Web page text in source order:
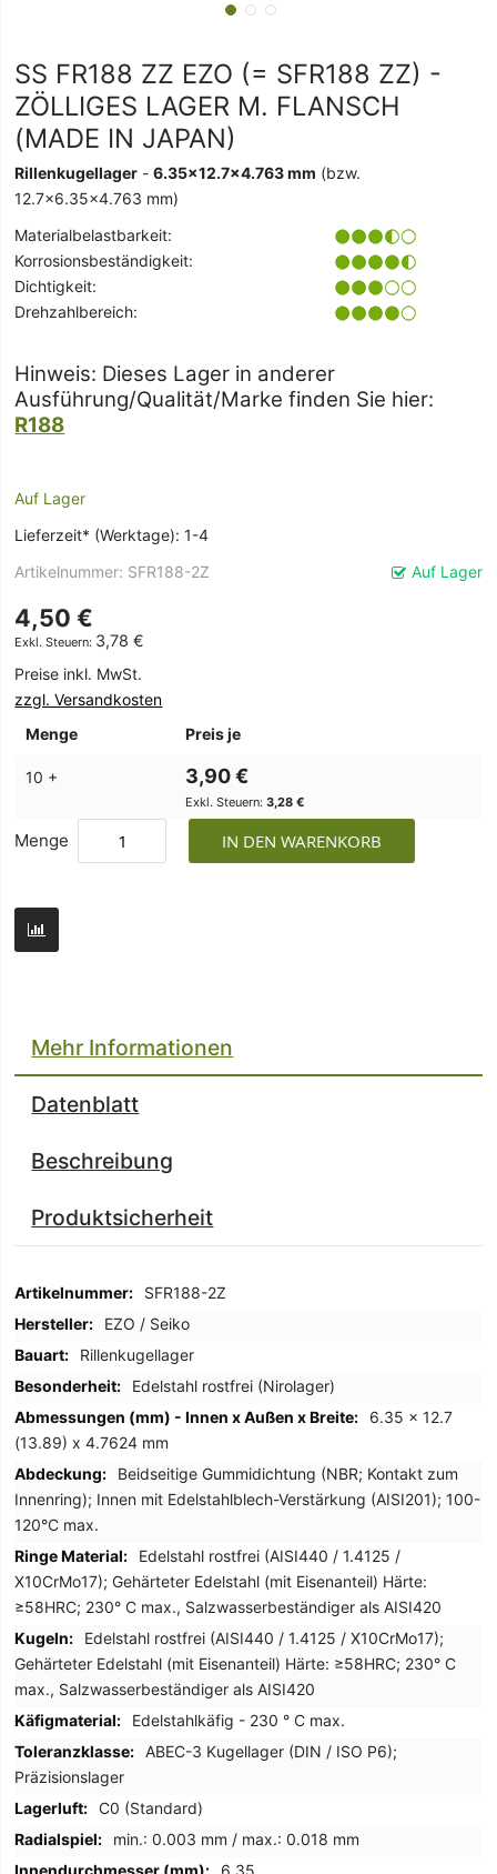
SS FR188 ZZ EZO (= SFR188 ZZ) -
ZÖLLIGES LAGER M. FLANSCH
(MADE IN JAPAN)
Rillenkugellager -6.35x12.7x4.763 mm (bzw.
12.7x6.35x4.763 mm)
Materialbelastbarkeit:
Korrosionsbeständigkeit:
Dichtigkeit:
Drehzahlbereich:
Hinweis: Dieses Lager in anderer
Ausführung/Qualität/Marke finden Sie hier:
R188
Auf Lager
Lieferzeit* (Werktage): 1-4
Auf Lager
Artikelnummer SFR188-2Z
4,50 €
3,78 €
Preise inkl. MwSt.
zzgl. Versandkosten
Menge
Preis je
10 + 3,90 €
3,28 €
Menge IN DEN WARENKORB
Mehr Informationen
Datenblatt
Beschreibung
Produktsicherheit
Mehr
Informationen
SFR188-2Z
EZO / Seiko
Rillenkugellager
Edelstahl rostfrei (Nirolager)
6.35 x 12.7
(13.89) x 4.7624 mm
Beidseitige Gummidichtung (NBR; Kontakt zum
Innenring); Innen mit Edelstahlblech-Verstärkung (AISI201); 100-
120°C max.
Edelstahl rostfrei (AISI440 / 1.4125 /
X10CrMo17); Gehärteter Edelstahl (mit Eisenanteil) Härte:
≥58HRC; 230° C max., Salzwasserbeständiger als AISI420
Edelstahl rostfrei (AISI440 / 1.4125 / X10CrMo17);
Gehärteter Edelstahl (mit Eisenanteil) Härte: ≥58HRC; 230° C
max., Salzwasserbeständiger als AISI420
Edelstahlkäfig - 230 ° C max.
ABEC-3 Kugellager (DIN / ISO P6);
Präzisionslager
C0 (Standard)
min.: 0.003 mm / max.: 0.018 mm